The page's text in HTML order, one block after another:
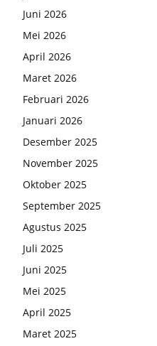
Juni 2026
Mei 2026
April 2026
Maret 2026
Februari 2026
Januari 2026
Desember 2025
November 2025
Oktober 2025
September 2025
Agustus 2025
Juli 2025
Juni 2025
Mei 2025
April 2025
Maret 2025